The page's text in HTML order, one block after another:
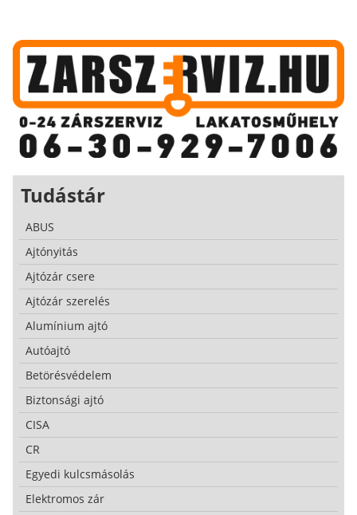
Tudástár
ABUS
Ajtónyitás
Ajtózár csere
Ajtózár szerelés
Alumínium ajtó
Autóajtó
Betörésvédelem
Biztonsági ajtó
CISA
CR
Egyedi kulcsmásolás
Elektromos zár